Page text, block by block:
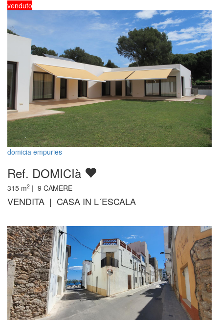
venduto
domicia empuries
Ref. DOMICIà
315 m2 | 9 CAMERE
VENDITA | CASA IN L´ESCALA